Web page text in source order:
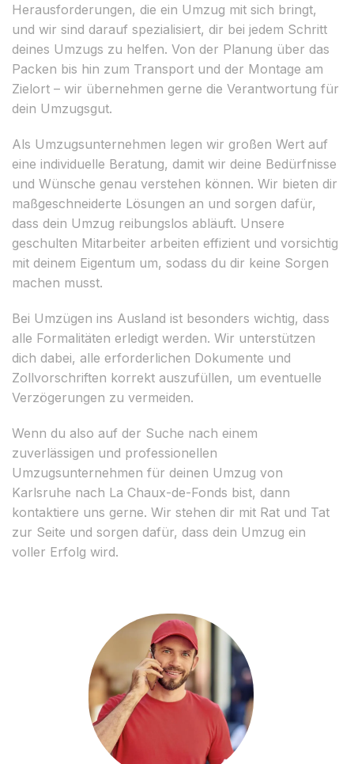
Herausforderungen, die ein Umzug mit sich bringt,
und wir sind darauf spezialisiert, dir bei jedem Schritt
deines Umzugs zu helfen. Von der Planung über das
Packen bis hin zum Transport und der Montage am
Zielort – wir übernehmen gerne die Verantwortung für
dein Umzugsgut.
Als Umzugsunternehmen legen wir großen Wert auf
eine individuelle Beratung, damit wir deine Bedürfnisse
und Wünsche genau verstehen können. Wir bieten dir
maßgeschneiderte Lösungen an und sorgen dafür,
dass dein Umzug reibungslos abläuft. Unsere
geschulten Mitarbeiter arbeiten effizient und vorsichtig
mit deinem Eigentum um, sodass du dir keine Sorgen
machen musst.
Bei Umzügen ins Ausland ist besonders wichtig, dass
alle Formalitäten erledigt werden. Wir unterstützen
dich dabei, alle erforderlichen Dokumente und
Zollvorschriften korrekt auszufüllen, um eventuelle
Verzögerungen zu vermeiden.
Wenn du also auf der Suche nach einem
zuverlässigen und professionellen
Umzugsunternehmen für deinen Umzug von
Karlsruhe nach La Chaux-de-Fonds bist, dann
kontaktiere uns gerne. Wir stehen dir mit Rat und Tat
zur Seite und sorgen dafür, dass dein Umzug ein
voller Erfolg wird.